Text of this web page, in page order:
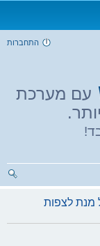
התחברות
עם מערכת
מנת לצפות